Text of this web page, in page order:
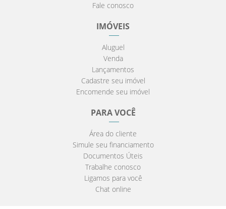
Fale conosco
IMÓVEIS
Aluguel
Venda
Lançamentos
Cadastre seu imóvel
Encomende seu imóvel
PARA VOCÊ
Área do cliente
Simule seu financiamento
Documentos Úteis
Trabalhe conosco
Ligamos para você
Chat online